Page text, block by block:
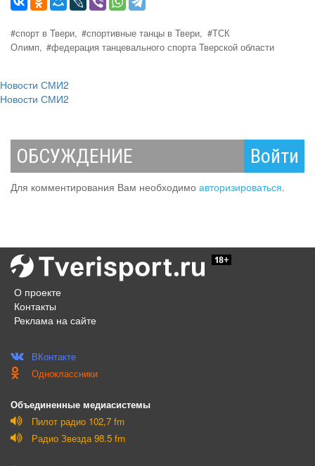
#спорт в Твери, #спортивные танцы в Твери, #ТСК
Олимп, #федерация танцевального спорта Тверской области
Новости СМИ2
Новости СМИ2
ОБСУЖДЕНИЕ Войти
Для комментирования Вам необходимо авторизироваться.
О проекте
Контакты
Реклама на сайте
ВКонтакте
Одноклассники
Объединенные медиасистемы
Пилот радио 102,7 fm
Радио Звезда 98.5 fm